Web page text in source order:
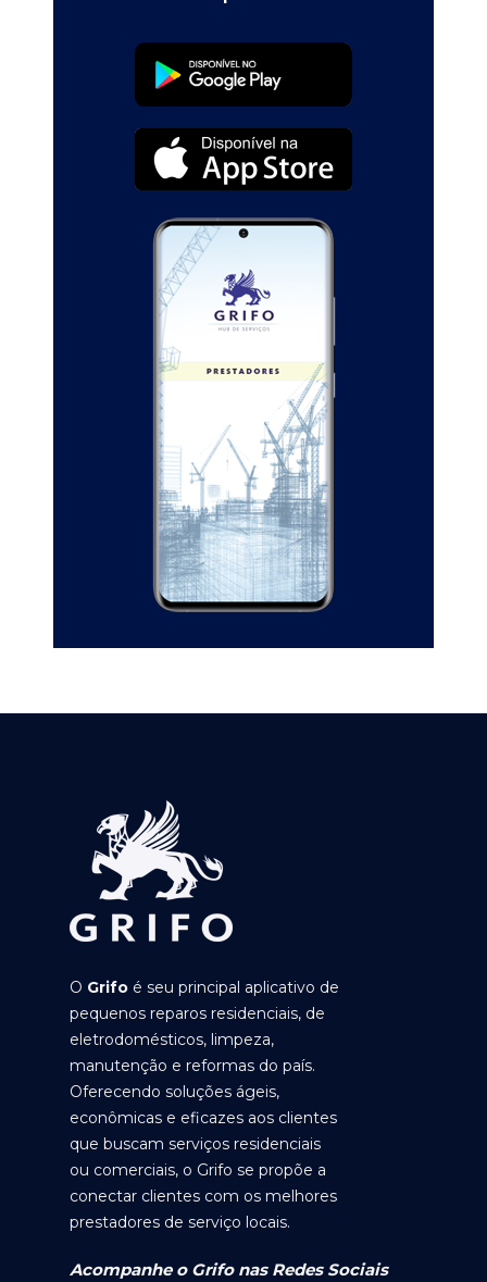
O Grifo é seu principal aplicativo de
pequenos reparos residenciais, de
eletrodomésticos, limpeza,
manutenção e reformas do país.
Oferecendo soluções ágeis,
econômicas e eficazes aos clientes
que buscam serviços residenciais
ou comerciais, o Grifo se propõe a
conectar clientes com os melhores
prestadores de serviço locais.
Acompanhe o Grifo nas Redes Sociais